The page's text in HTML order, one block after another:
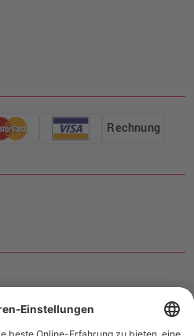
Rechnung
Befindet sich ein Warenwert
Artikeln in Ihrem Warenkorb, ist der